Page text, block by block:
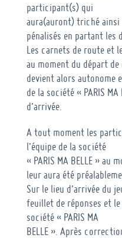
participant(s) qui
aura(auront) triché ainsi
pénalisés en partant les
Les carnets de route et
au moment du départ de
devient alors autonome
de la société « PARIS
d’arrivée.
A tout moment les
l’équipe de la société
« PARIS MA BELLE » au
leur aura été
Sur le lieu d’arrivée du
feuillet de réponses et
société « PARIS MA
BELLE ». Après